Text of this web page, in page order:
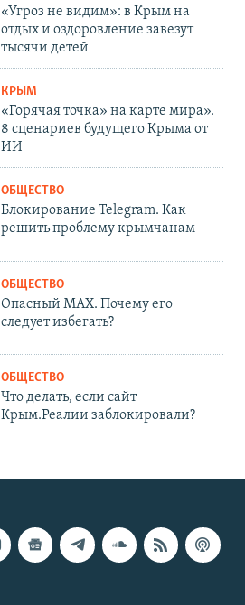
«Угроз не видим»: в Крым на
отдых и оздоровление завезут
тысячи детей
КРЫМ
«Горячая точка» на карте мира».
8 сценариев будущего Крыма от
ИИ
ОБЩЕСТВО
Блокирование Telegram. Как
решить проблему крымчанам
ОБЩЕСТВО
Опасный MAX. Почему его
следует избегать?
ОБЩЕСТВО
Что делать, если сайт
Крым.Реалии заблокировали?